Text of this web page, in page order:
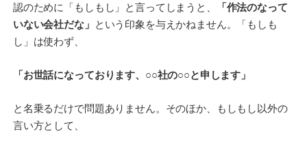
認のために「もしもし」と言ってしまうと、
「作法のなって
いない会社だな」 という印象を与えかねません。「もしも
し」は使わず、
「お世話になっております、○○社の○○と申します」
と名乗るだけで問題ありません。そのほか、もしもし以外の
言い方として、